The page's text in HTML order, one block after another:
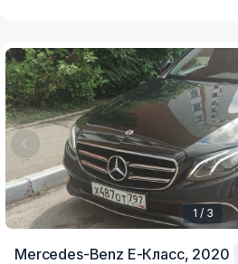
1 / 3
Mercedes-Benz E-Класс, 2020